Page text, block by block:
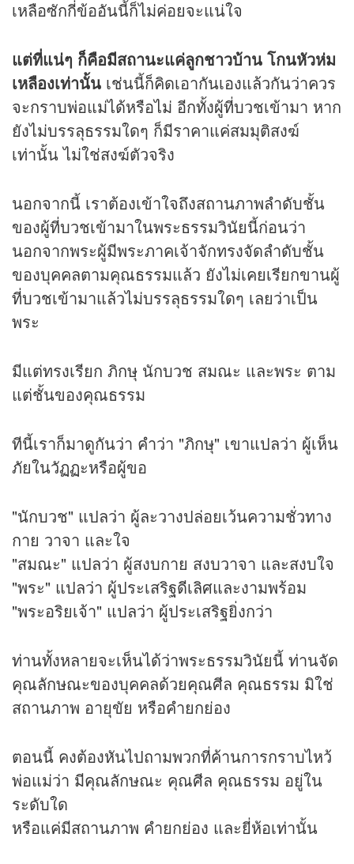
เหลือซักกี่ข้ออันนี้ก็ไม่ค่อยจะแน่ใจ
แต่ที่แน่ๆ ก็คือมีสถานะแค่ลูกชาวบ้าน โกนหัวห่ม
เหลืองเท่านั้น เช่นนี้ก็คิดเอากันเองแล้วกันว่าควร
จะกราบพ่อแม่ได้หรือไม่ อีกทั้งผู้ที่บวชเข้ามา หาก
ยังไม่บรรลุธรรมใดๆ ก็มีราคาแค่สมมุติสงฆ์
เท่านั้น ไม่ใช่สงฆ์ตัวจริง
นอกจากนี้ เราต้องเข้าใจถึงสถานภาพลำดับชั้น
ของผู้ที่บวชเข้ามาในพระธรรมวินัยนี้ก่อนว่า
นอกจากพระผู้มีพระภาคเจ้าจักทรงจัดลำดับชั้น
ของบุคคลตามคุณธรรมแล้ว ยังไม่เคยเรียกขานผู้
ที่บวชเข้ามาแล้วไม่บรรลุธรรมใดๆ เลยว่าเป็น
พระ
มีแต่ทรงเรียก ภิกษุ นักบวช สมณะ และพระ ตาม
แต่ชั้นของคุณธรรม
ทีนี้เราก็มาดูกันว่า คำว่า "ภิกษุ" เขาแปลว่า ผู้เห็น
ภัยในวัฏฏะหรือผู้ขอ
"นักบวช" แปลว่า ผู้ละวางปล่อยเว้นความชั่วทาง
กาย วาจา และใจ
"สมณะ" แปลว่า ผู้สงบกาย สงบวาจา และสงบใจ
"พระ" แปลว่า ผู้ประเสริฐดีเลิศและงามพร้อม
"พระอริยเจ้า" แปลว่า ผู้ประเสริฐยิ่งกว่า
ท่านทั้งหลายจะเห็นได้ว่าพระธรรมวินัยนี้ ท่านจัด
คุณลักษณะของบุคคลด้วยคุณศีล คุณธรรม มิใช่
สถานภาพ อายุขัย หรือคำยกย่อง
ตอนนี้ คงต้องหันไปถามพวกที่ค้านการกราบไหว้
พ่อแม่ว่า มีคุณลักษณะ คุณศีล คุณธรรม อยู่ใน
ระดับใด
หรือแค่มีสถานภาพ คำยกย่อง และยี่ห้อเท่านั้น